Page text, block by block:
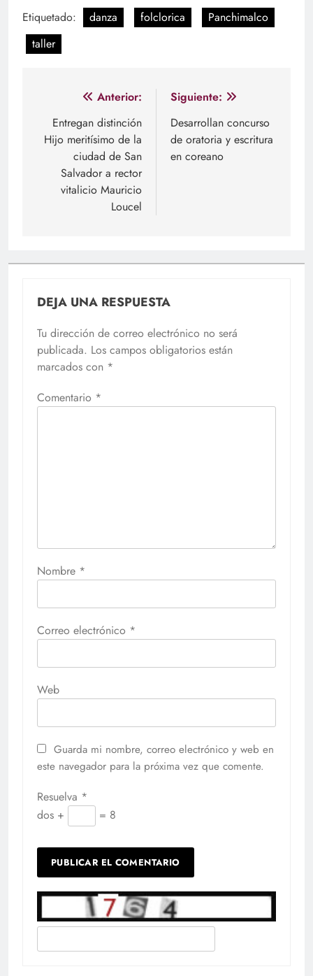
Etiquetado: danza folclorica
Panchimalco
taller
Navegación
de
entradas
Anterior:
Entregan distinción
Hijo meritísimo de la
ciudad de San
Salvador a rector
vitalicio Mauricio
Loucel
Siguiente:
Desarrollan concurso
de oratoria y escritura
en coreano
DEJA UNA RESPUESTA
Tu dirección de correo electrónico no será
publicada. Los campos obligatorios están
marcados con *
Comentario *
Nombre *
Correo electrónico *
Web
Guarda mi nombre, correo electrónico y web en
este navegador para la próxima vez que comente.
Resuelva *
dos +
= 8